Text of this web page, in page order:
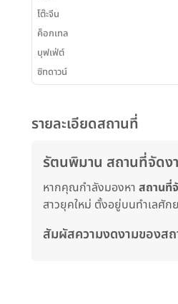
โต๊ะจีน
ค็อกเทล
บุฟเฟ่ต์
ซิทดาวน์
รายละเอียดสถานที่
รัตนพิมาน สถานที่จัดง
หากคุณกำลังมองหา สถานที่
สาวยุคใหม่ ตั้งอยู่บนทำเลศัก
สัมผัสความงดงามของส